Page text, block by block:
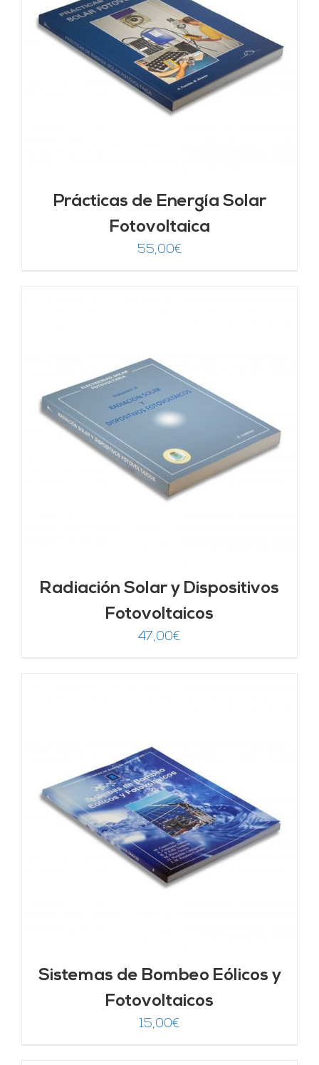
Prácticas de Energía Solar
Fotovoltaica
55,00€
Radiación Solar y Dispositivos
Fotovoltaicos
47,00€
Sistemas de Bombeo Eólicos y
Fotovoltaicos
15,00€